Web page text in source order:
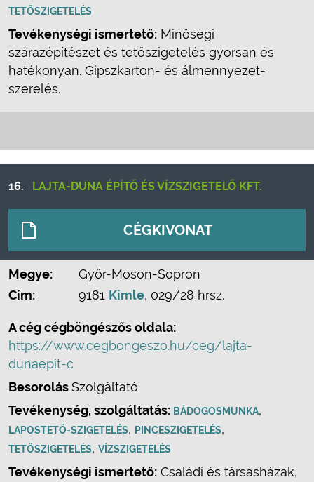
TETŐSZIGETELÉS
Tevékenységi ismertető: Minőségi
szárazépítészet és tetőszigetelés gyorsan és
hatékonyan. Gipszkarton- és álmennyezet-
szerelés.
16. LAJTA-DUNA ÉPÍTŐ ÉS VÍZSZIGETELŐ KFT.
CÉGKIVONAT
Megye:
Győr-Moson-Sopron
Cím:
9181 Kimle, 029/28 hrsz.
A cég cégböngészős oldala:
https://www.cegbongeszo.hu/ceg/lajta-
dunaepit-c
BesorolásSzolgáltató
Tevékenység, szolgáltatás: BÁDOGOSMUNKA,
LAPOSTETŐ-SZIGETELÉS, PINCESZIGETELÉS,
TETŐSZIGETELÉS, VÍZSZIGETELÉS
Tevékenységi ismertető: Családi és társasházak,